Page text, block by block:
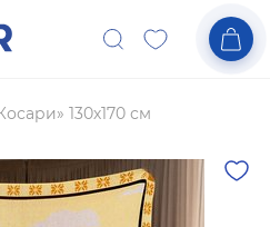
130х170 см